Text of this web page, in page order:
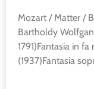
Mozart / Matter /
Bartholdy
1791)Fantasia in
(1937)Fantasia